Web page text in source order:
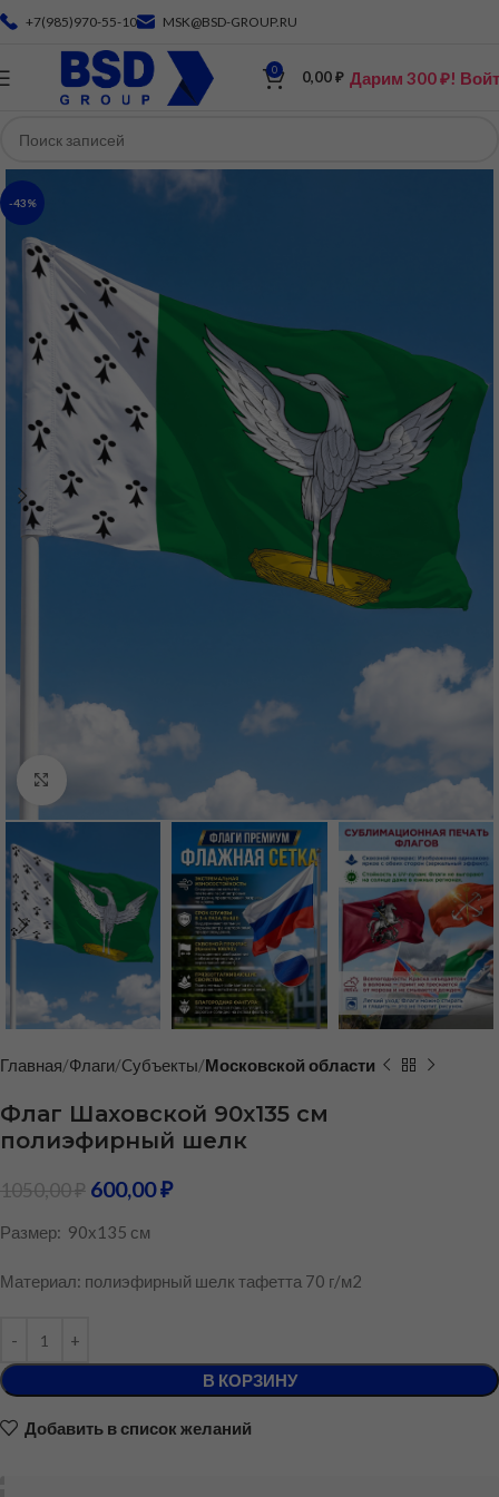
+7(985)970-55-10 MSK@BSD-GROUP.RU
0 0,00₽ Дарим 300 ₽!
-43%
Нажмите, чтобы увеличить
Главная Флаги Cубъекты Московской области
Флаг Шаховской 90х135 см
полиэфирный шелк
1050,00₽ 600,00₽
Размер: 90х135 см
Материал: полиэфирный шелк тафетта 70 г/м2
В КОРЗИНУ
Добавить в список желаний